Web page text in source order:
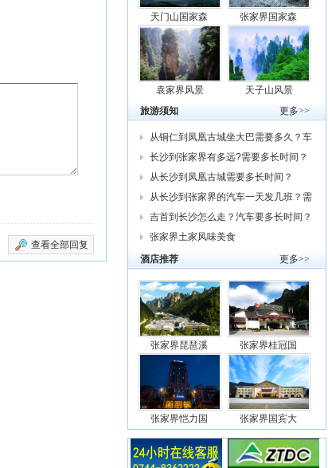
查看全部回复
天门山国家森 张家界国家森
袁家界风景
天子山风景
更多>>
旅游须知
从铜仁到凤凰古城坐大巴需要多久？车
费
长沙到张家界有多远?需要多长时间？
从
从长沙到凤凰古城需要多长时间？
从长沙到张家界的汽车一天发几班？需
要
吉首到长沙怎么走？汽车要多长时间？
我
张家界土家风味美食
更多>>
酒店推荐
张家界琵琶溪 张家界桂冠国
张家界恺力国 张家界国宾大